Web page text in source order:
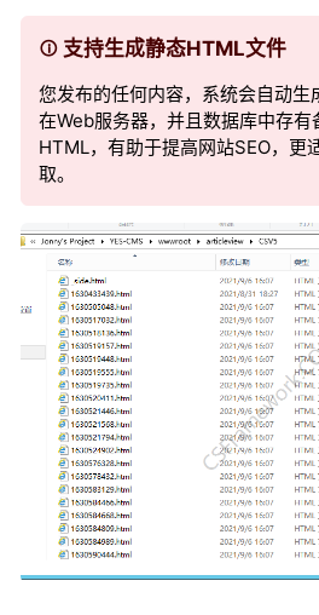
支持生成静态HTML文件
您发布的任何内容，系统会自动
在Web服务器，并且数据库中存
HTML，有助于提高网站SEO，更
取。